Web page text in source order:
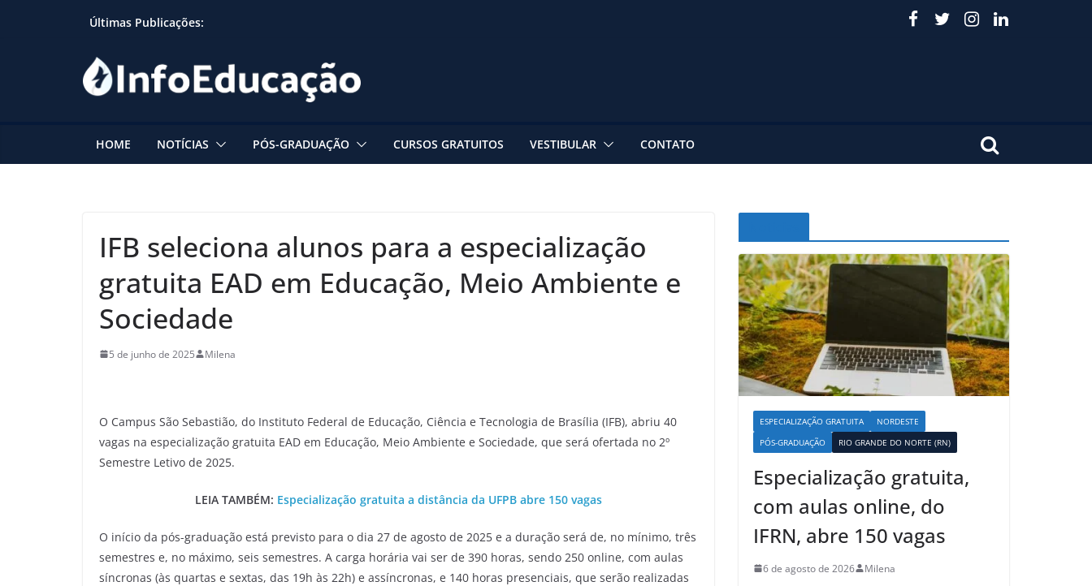
Últimas Publicações:
HOME NOTÍCIAS PÓS-GRADUAÇÃO CURSOS GRATUITOS VESTIBULAR CONTATO
IFB seleciona alunos para a especialização
gratuita EAD em Educação, Meio Ambiente e
Sociedade
5 de junho de 2025 Milena
O Campus São Sebastião, do Instituto Federal de Educação, Ciência e Tecnologia de Brasília (IFB), abriu 40
vagas na especialização gratuita EAD em Educação, Meio Ambiente e Sociedade, que será ofertada no 2º
Semestre Letivo de 2025.
LEIA TAMBÉM: Especialização gratuita a distância da UFPB abre 150 vagas
O início da pós-graduação está previsto para o dia 27 de agosto de 2025 e a duração será de, no mínimo, três
semestres e, no máximo, seis semestres. A carga horária vai ser de 390 horas, sendo 250 online, com aulas
síncronas (às quartas e sextas, das 19h às 22h) e assíncronas, e 140 horas presenciais, que serão realizadas
ESPECIALIZAÇÃO GRATUITA
NORDESTE
PÓS-GRADUAÇÃO
RIO GRANDE DO NORTE (RN)
Especialização gratuita,
com aulas online, do
IFRN, abre 150 vagas
6 de agosto de 2026 Milena